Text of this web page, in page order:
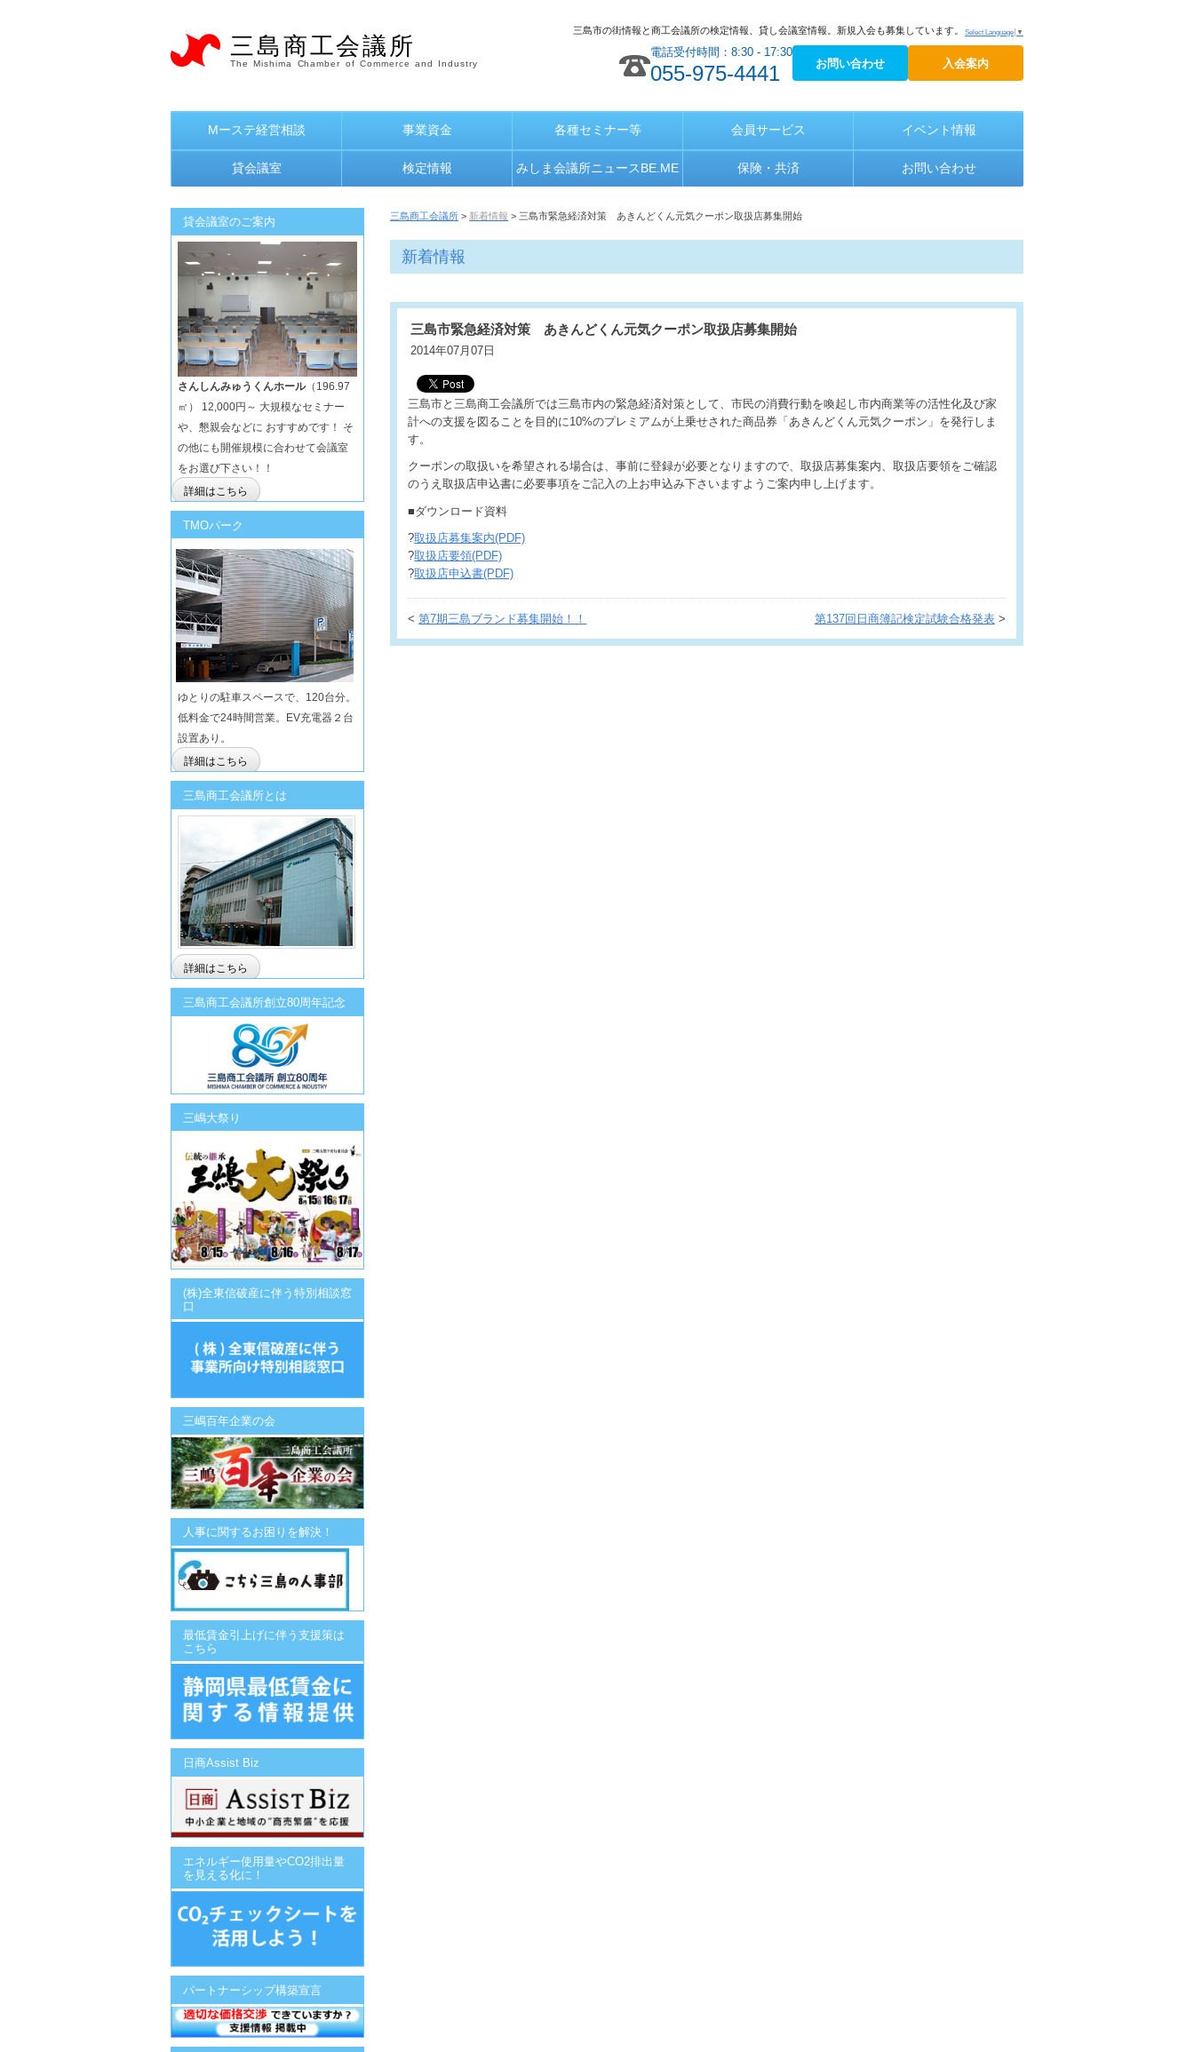
三島商工会議所
The Mishima Chamber of Commerce and Industry
Select Language ▼
三島市の街情報と商工会議所の検定情報、貸し会議室情報。新規入会も募集しています。
電話受付時間：8:30 - 17:30
055-975-4441 お問い合わせ 入会案内
Mーステ経営相談 事業資金 各種セミナー等 会員サービス イベント情報
貸会議室 検定情報 みしま会議所ニュースBE.ME 保険・共済 お問い合わせ
三島商工会議所 > 新着情報 > 三島市緊急経済対策 あきんどくん元気クーポン取扱店募集開始
新着情報
三島市緊急経済対策 あきんどくん元気クーポン取扱店募集開始
2014年07月07日
三島市と三島商工会議所では三島市内の緊急経済対策として、市民の消費行動を喚起し市内商業等の活性化及び家
計への支援を図ることを目的に10%のプレミアムが上乗せされた商品券「あきんどくん元気クーポン」を発行しま
す。
クーポンの取扱いを希望される場合は、事前に登録が必要となりますので、取扱店募集案内、取扱店要領をご確認
のうえ取扱店申込書に必要事項をご記入の上お申込み下さいますようご案内申し上げます。
■ダウンロード資料
?取扱店募集案内(PDF)
?取扱店要領(PDF)
?取扱店申込書(PDF)
<第7期三島ブランド募集開始！！ 第137回日商簿記検定試験合格発表>
貸会議室のご案内
さんしんみゅうくんホール（196.97
㎡） 12,000円～ 大規模なセミナー
や、懇親会などに おすすめです！ そ
の他にも開催規模に合わせて会議室
をお選び下さい！！
詳細はこちら
TMOパーク
ゆとりの駐車スペースで、120台分。
低料金で24時間営業。EV充電器２台
設置あり。
詳細はこちら
三島商工会議所とは
詳細はこちら
三島商工会議所創立80周年記念
三嶋大祭り
(株)全東信破産に伴う特別相談窓
口
三嶋百年企業の会
人事に関するお困りを解決！
最低賃金引上げに伴う支援策は
こちら
日商Assist Biz
エネルギー使用量やCO2排出量
を見える化に！
パートナーシップ構築宣言